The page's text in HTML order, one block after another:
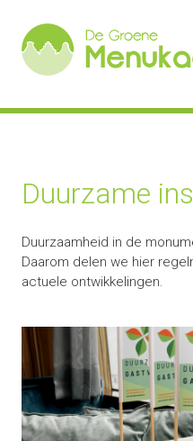
Duurzame
Duurzaamheid in de
Daarom delen we hier
actuele ontwikkelingen.